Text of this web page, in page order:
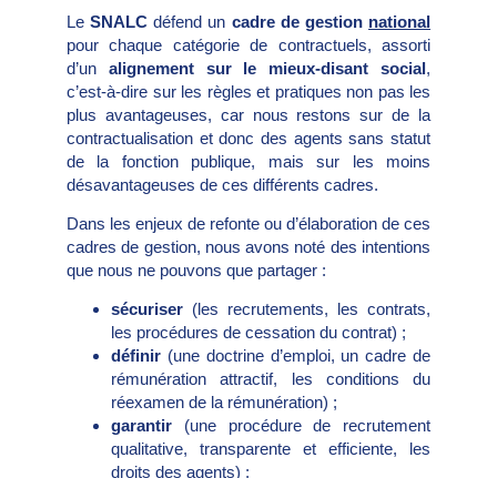
LeSNALC défend un cadre de gestion national
pour chaque catégorie de contractuels, assorti
d’un alignement sur le mieux-disant social,
c’est-à-dire sur les règles et pratiques non pas les
plus avantageuses, car nous restons sur de la
contractualisation et donc des agents sans statut
de la fonction publique, mais sur les moins
désavantageuses de ces différents cadres.
Dans les enjeux de refonte ou d’élaboration de ces
cadres de gestion, nous avons noté des intentions
que nous ne pouvons que partager :
sécuriser (les recrutements, les contrats,
les procédures de cessation du contrat) ;
définir (une doctrine d’emploi, un cadre de
rémunération attractif, les conditions du
réexamen de la rémunération) ;
garantir (une procédure de recrutement
qualitative, transparente et efficiente, les
droits des agents) ;